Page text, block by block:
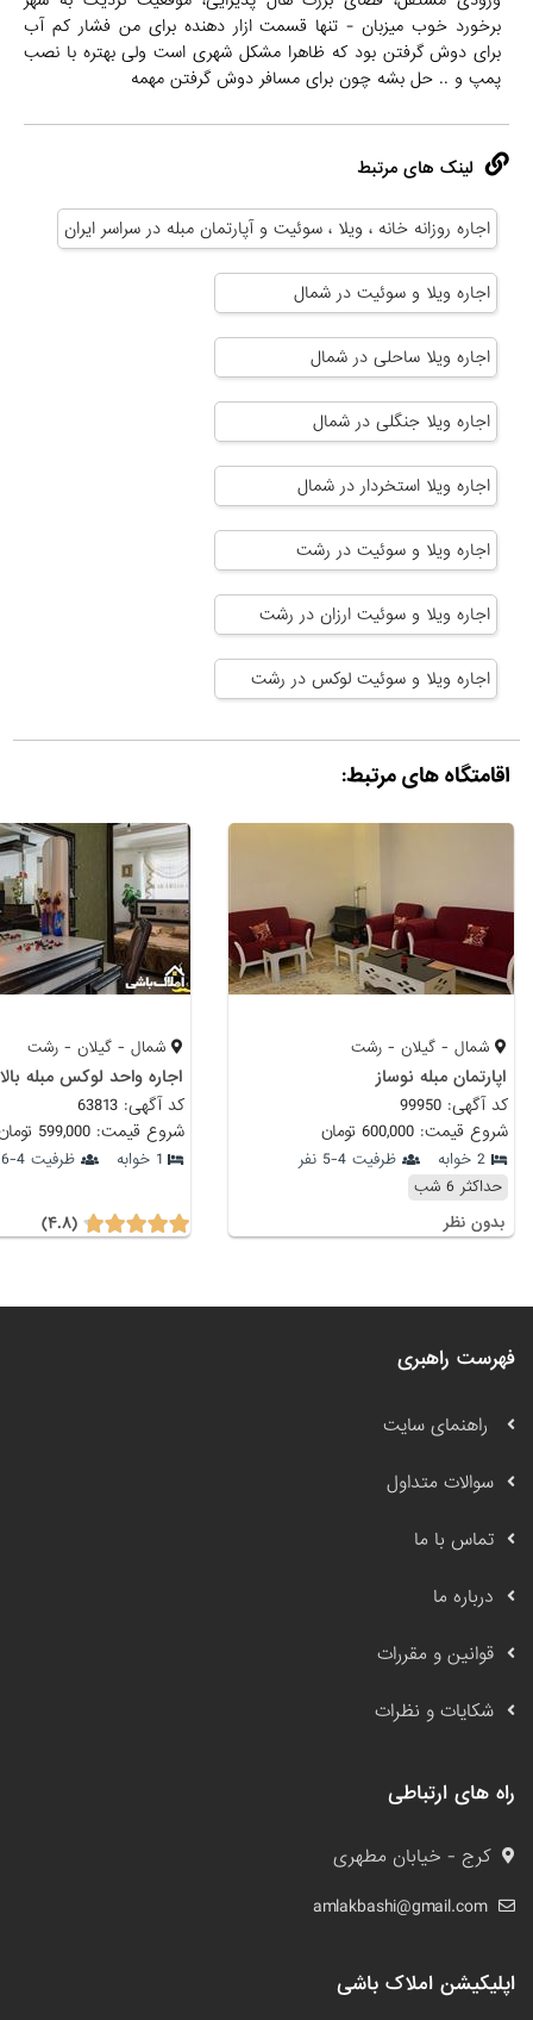
برخورد خوب میزبان - تنها قسمت ازار دهنده برای من فشار کم آب
برای دوش گرفتن بود که ظاهرا مشکل شهری است ولی بهتره با نصب
پمپ و .. حل بشه چون برای مسافر دوش گرفتن مهمه
لینک های مرتبط
اجاره روزانه خانه ، ویلا ، سوئیت و آپارتمان مبله در سراسر ایران
اجاره ویلا و سوئیت در شمال
اجاره ویلا ساحلی در شمال
اجاره ویلا جنگلی در شمال
اجاره ویلا استخردار در شمال
اجاره ویلا و سوئیت در رشت
اجاره ویلا و سوئیت ارزان در رشت
اجاره ویلا و سوئیت لوکس در رشت
اقامتگاه های مرتبط:
شمال - گیلان - رشت
اپارتمان مبله نوساز
کد آگهی: 99950
شروع قیمت: 600,000 تومان
2 خوابه
ظرفیت 4-5 نفر
حداکثر 6 شب
بدون نظر
شمال - گیلان - رشت
کد آگهی: 63813
شروع قیمت: 599,000 تومان
1 خوابه ظرفیت 4-6 نفر
(۴.۸)
فهرست راهبری
راهنمای سایت
سوالات متداول
تماس با ما
درباره ما
قوانین و مقررات
شکایات و نظرات
راه های ارتباطی
کرج - خیابان مطهری
amlakbashi@gmail.com
اپلیکیشن املاک باشی